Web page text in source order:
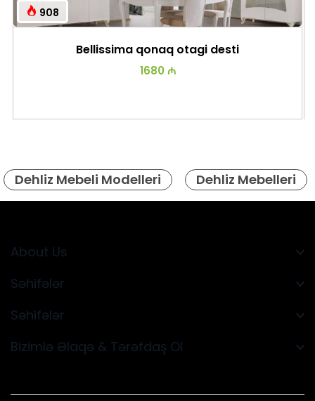
908
Bellissima qonaq otagi desti
1680 ₼
Dehliz Mebeli Modelleri Dehliz Mebelleri
About Us
Səhifələr
Səhifələr
Bizimlə Əlaqə & Tərəfdaş Ol